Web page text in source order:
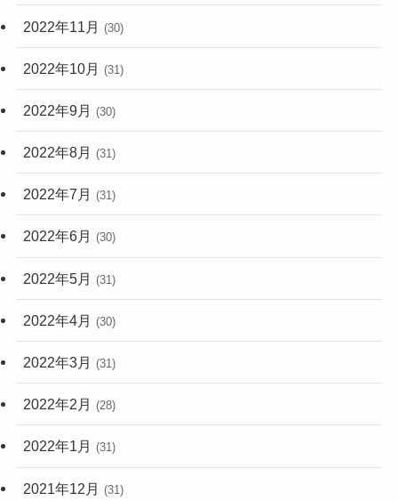
2022年11月 (30)
2022年10月 (31)
2022年9月 (30)
2022年8月 (31)
2022年7月 (31)
2022年6月 (30)
2022年5月 (31)
2022年4月 (30)
2022年3月 (31)
2022年2月 (28)
2022年1月 (31)
2021年12月 (31)